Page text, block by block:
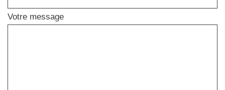
Votre message